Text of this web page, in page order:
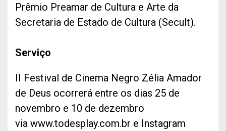
Prêmio Preamar de Cultura e Arte da
Secretaria de Estado de Cultura (Secult).
Serviço
II Festival de Cinema Negro Zélia Amador
de Deus ocorrerá entre os dias 25 de
novembro e 10 de dezembro
via www.todesplay.com.br e Instagram